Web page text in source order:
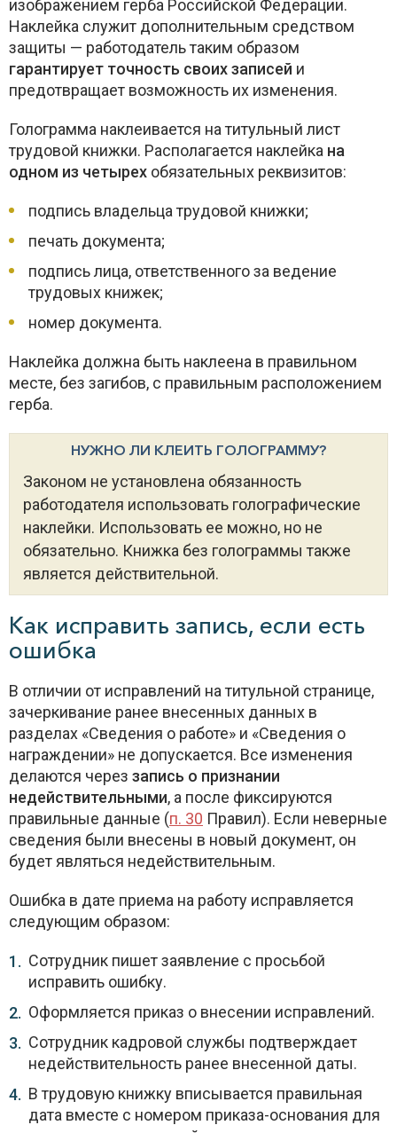
изображением герба Российской Федерации.
Наклейка служит дополнительным средством
защиты — работодатель таким образом
гарантирует точность своих записей и
предотвращает возможность их изменения.
Голограмма наклеивается на титульный лист
трудовой книжки. Располагается наклейка на
одном из четырех обязательных реквизитов:
подпись владельца трудовой книжки;
печать документа;
подпись лица, ответственного за ведение
трудовых книжек;
номер документа.
Наклейка должна быть наклеена в правильном
месте, без загибов, с правильным расположением
герба.
НУЖНО ЛИ КЛЕИТЬ ГОЛОГРАММУ?
Законом не установлена обязанность
работодателя использовать голографические
наклейки. Использовать ее можно, но не
обязательно. Книжка без голограммы также
является действительной.
Как исправить запись, если есть
ошибка
В отличии от исправлений на титульной странице,
зачеркивание ранее внесенных данных в
разделах «Сведения о работе» и «Сведения о
награждении» не допускается. Все изменения
делаются через запись о признании
недействительными, а после фиксируются
правильные данные (п. 30 Правил). Если неверные
сведения были внесены в новый документ, он
будет являться недействительным.
Ошибка в дате приема на работу исправляется
следующим образом:
Сотрудник пишет заявление с просьбой
исправить ошибку.
Оформляется приказ о внесении исправлений.
Сотрудник кадровой службы подтверждает
недействительность ранее внесенной даты.
В трудовую книжку вписывается правильная
дата вместе с номером приказа-основания для